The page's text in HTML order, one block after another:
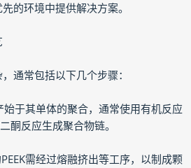
的环境中提供解决方案。
通常包括以下几个步骤：
始于其单体的聚合，通常使用有机反应
酮反应生成聚合物链。
需经过熔融挤出等工序，以制成颗